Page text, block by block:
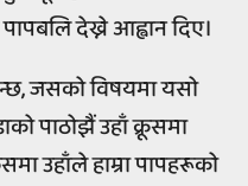
देख्ने आह्वान दिए।
जसको विषयमा यसो
पाठोझैं उहाँ क्रूसमा
उहाँले हाम्रा पापहरूको